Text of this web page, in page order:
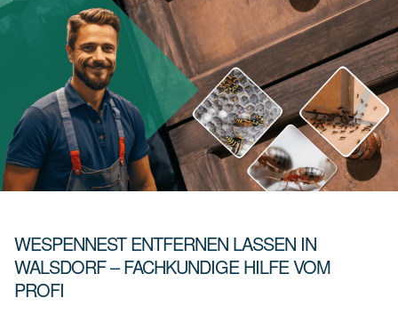
WESPENNEST ENTFERNEN LASSEN IN
WALSDORF – FACHKUNDIGE HILFE VOM
PROFI